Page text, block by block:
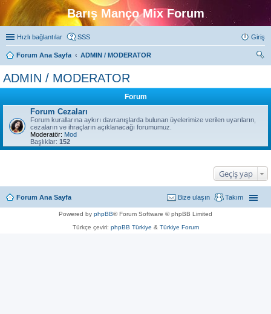
Barış Manço Mix Forum
Hızlı bağlantılar SSS Giriş
Forum Ana Sayfa
ADMIN / MODERATOR
ADMIN / MODERATOR
Forum
Forum Cezaları
Forum kurallarına aykırı davranışlarda bulunan üyelerimize verilen uyarıların,
cezaların ve ihraçların açıklanacağı forumumuz.
Moderatör: Mod
Başlıklar: 152
Geçiş yap
Forum Ana Sayfa Takım
Bize ulaşın
Powered by phpBB® Forum Software © phpBB Limited
Türkçe çeviri: phpBB Türkiye & Türkiye Forum